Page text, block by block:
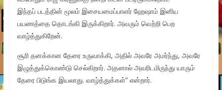
இந்தப் படத்தின் மூலம் இசையமைப்பாளர் ஹேஷாம் இனிய
பயணத்தை தொடங்கி இருக்கிறார். அவரும் வெற்றி பெற
வாழ்த்துகிறேன்.
சூரி தனக்கான தேரை உருவாக்கி, அதில் அவரே அமர்ந்து, அவரே
இழுத்துக்கொண்டு செல்கிறார். அதனால் அவரிடமிருந்து யாரும்
தேரை பிடுங்க இயலாது. வாழ்த்துக்கள்” என்றார்.